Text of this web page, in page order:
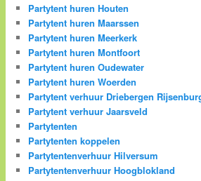
Partytent huren Houten
Partytent huren Maarssen
Partytent huren Meerkerk
Partytent huren Montfoort
Partytent huren Oudewater
Partytent huren Woerden
Partytent verhuur Driebergen
Partytent verhuur Jaarsveld
Partytenten
Partytenten koppelen
Partytentenverhuur Hilversum
Partytentenverhuur Hoogblokland